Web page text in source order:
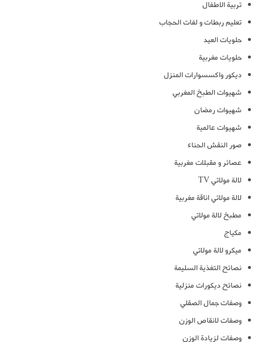
تربية الاطفال
تعليم ربطات و لفات الحجاب
حلويات العيد
حلويات مغربية
ديكور واكسسوارات المنزل
شهيوات الطبخ المغربي
شهيوات رمضان
شهيوات عالمية
صور النقش الحناء
عصائر و مقبلات مغربية
لالة مولاتي TV
لالة مولاتي اناقة مغربية
مطبخ لالة مولاتي
مكياج
ميكرو لالة مولاتي
نصائح التغذية السليمة
نصائح ديكورات منزلية
وصفات جمال الصقلي
وصفات لانقاص الوزن
وصفات لزيادة الوزن